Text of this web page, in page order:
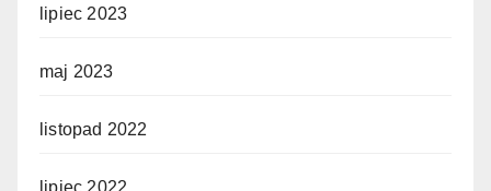
lipiec 2023
maj 2023
listopad 2022
lipiec 2022